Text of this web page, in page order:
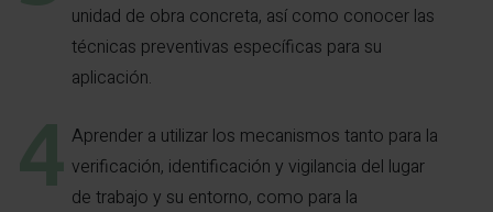
unidad de obra concreta, así como conocer las
técnicas preventivas específicas para su
aplicación.
Aprender a utilizar los mecanismos tanto para la
verificación, identificación y vigilancia del lugar
de trabajo y su entorno, como para la